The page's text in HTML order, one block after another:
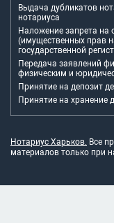
Выдача дубликатов
нотариуса
Наложение запрета на
(имущественных прав
государственной
Передача заявлений
физическим и
Принятие на депозит
Принятие на хранение
Нотариус Харьков. Все
материалов только при